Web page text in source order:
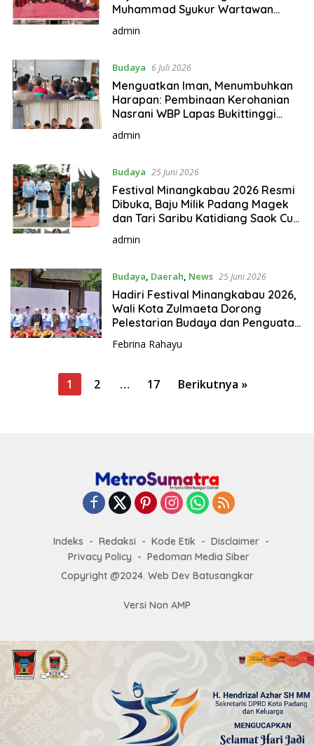
Muhammad Syukur Wartawan
Senior
admin
Budaya 6 Juli 2026
Menguatkan Iman, Menumbuhkan
Harapan: Pembinaan Kerohanian
Nasrani WBP Lapas Bukittinggi
Berjalan Penuh Hikmat
admin
Budaya 25 Juni 2026
Festival Minangkabau 2026 Resmi
Dibuka, Baju Milik Padang Magek
dan Tari Saribu Katidiang Saok Curi
Perhatian
admin
Budaya, Daerah, News 25 Juni 2026
Hadiri Festival Minangkabau 2026,
Wali Kota Zulmaeta Dorong
Pelestarian Budaya dan Penguatan
Ekonomi Masyarakat
Febrina Rahayu
1 2 … 17 Berikutnya »
Indeks Redaksi Kode Etik
Disclaimer
Privacy Policy
Pedoman Media Siber
Copyright @2024. Web Dev Batusangkar
Versi Non AMP